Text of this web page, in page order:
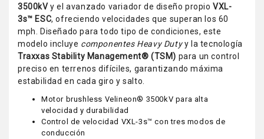
3500kV y el avanzado variador de diseño propioVXL-
3s™ ESC, ofreciendo velocidades que superan los 60
mph. Diseñado para todo tipo de condiciones, este
modelo incluye componentes Heavy Dutyy la tecnología
Traxxas Stability Management® (TSM) para un control
preciso en terrenos difíciles, garantizando máxima
estabilidad en cada giro y salto.
Motor brushless Velineon® 3500kV para alta
velocidad y durabilidad
Control de velocidad VXL-3s™ con tres modos de
conducción